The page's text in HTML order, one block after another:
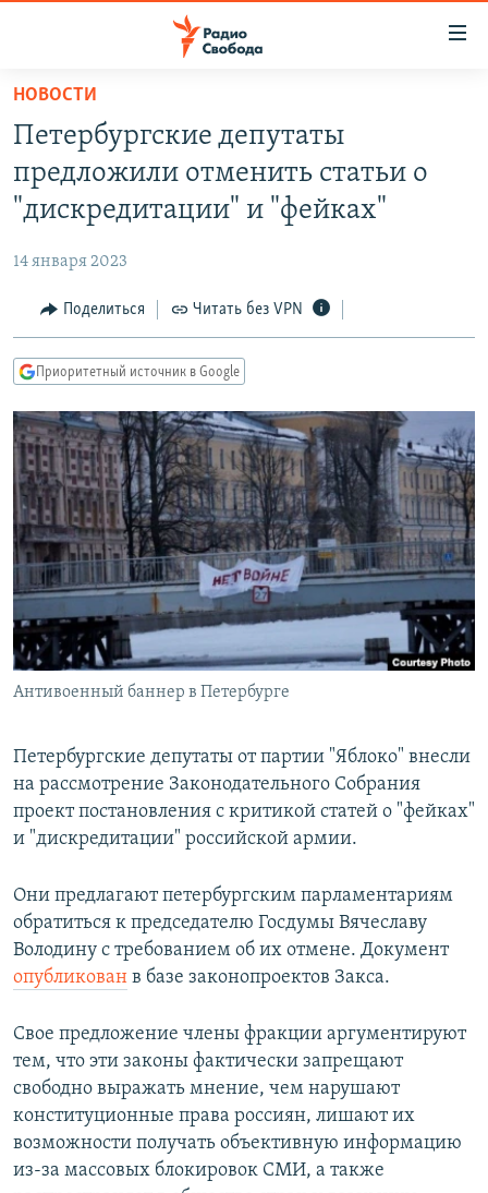
упрощенного
доступа
основному
Вернутся
Вернутся
поиску
ПРОГРАММЫ
ПОДКАСТЫ
АВТОРСКИЕ ПРОЕКТЫ
МНЕНИЯ
КУЛЬТУРА
КАВКАЗ.РЕАЛИИ
СЕВЕР.РЕАЛИИ
СИБИРЬ.РЕАЛИИ
РАСПИСАНИЕ ВЕЩАНИЯ
ПОДПИШИТЕСЬ НА РАССЫЛКУ
Все сайты РСЕ/РС
НОВОСТИ
Петербургские депутаты
предложили отменить статьи о
"дискредитации" и "фейках"
14 января 2023
Поделиться Читать без VPN
Приоритетный источник в Google
Антивоенный баннер в Петербурге
Петербургские депутаты от партии "Яблоко" внесли
на рассмотрение Законодательного Собрания
проект постановления с критикой статей о "фейках"
и "дискредитации" российской армии.
Они предлагают петербургским парламентариям
обратиться к председателю Госдумы Вячеславу
Володину с требованием об их отмене. Документ
опубликован в базе законопроектов Закса.
Свое предложение члены фракции аргументируют
тем, что эти законы фактически запрещают
свободно выражать мнение, чем нарушают
конституционные права россиян, лишают их
возможности получать объективную информацию
из-за массовых блокировок СМИ, а также